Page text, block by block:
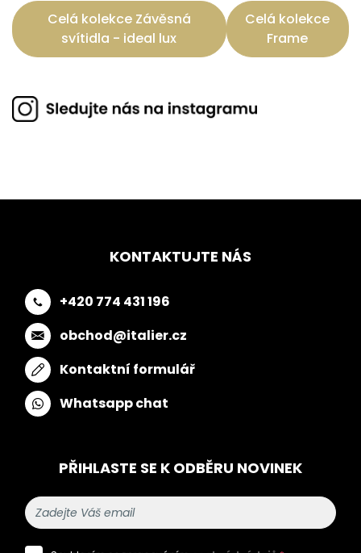
Celá kolekce Závěsná
svítidla - ideal lux
Celá kolekce
Frame
KONTAKTUJTE NÁS
+420 774 431 196
obchod@italier.cz
Kontaktní formulář
Whatsapp chat
PŘIHLASTE SE K ODBĚRU NOVINEK